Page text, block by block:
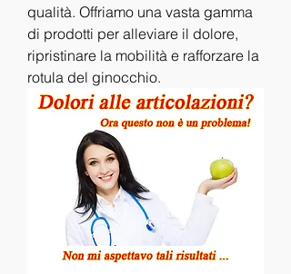
qualità. Offriamo una vasta gamma
di prodotti per alleviare il dolore,
ripristinare la mobilità e rafforzare la
rotula del ginocchio.